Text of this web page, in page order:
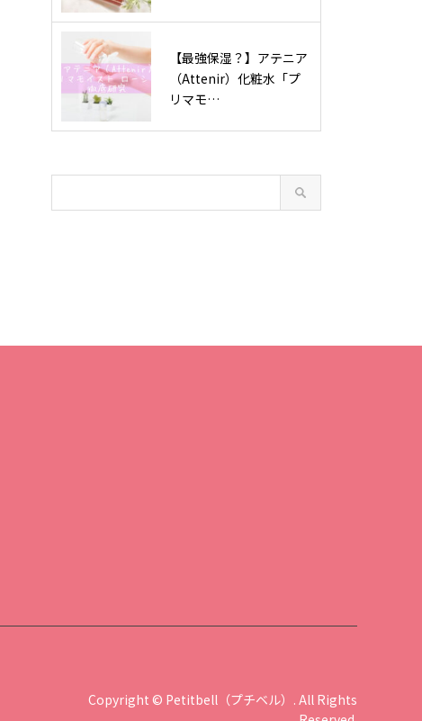
【最強保湿？】アテニア
（Attenir）化粧水「プ
リマモ…
Copyright © Petitbell（プチベル） . All Rights